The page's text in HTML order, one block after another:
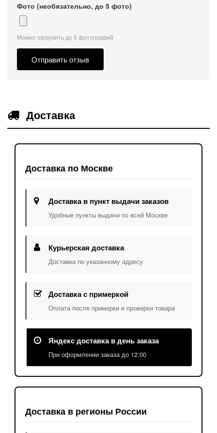
Фото (необязательно, до 5 фото)
Можно загрузить до 5 фотографий
Отправить отзыв
Доставка
Доставка по Москве
Доставка в пункт выдачи заказов
Удобные пункты выдачи по всей Москве
Курьерская доставка
Доставка по указанному адресу
Доставка с примеркой
Оплата после примерки и проверки товара
Яндекс доставка в день заказа
При оформлении заказа до 12:00
Доставка в регионы России